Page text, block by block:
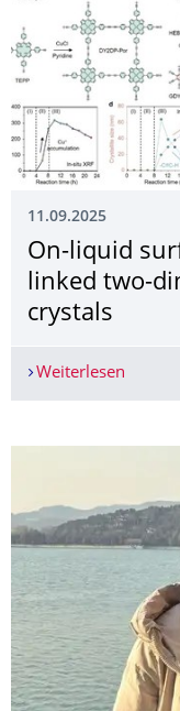
11.09.2025
On-liquid
linked two-
crystals
Weiterlesen